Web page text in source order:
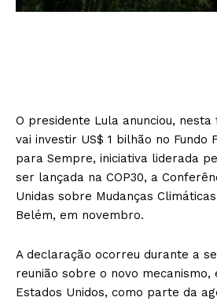
O presidente Lula anunciou,
vai investir US$ 1 bilhão no Fundo
para Sempre, iniciativa liderada
ser lançada na COP30, a
Unidas sobre Mudanças
Belém, em novembro.
A declaração ocorreu durante a
reunião sobre o novo mecanismo,
Estados Unidos, como parte da